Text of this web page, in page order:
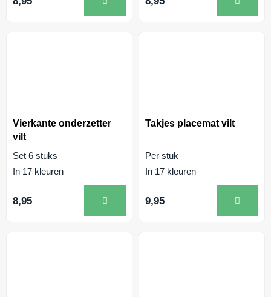
Vierkante onderzetter
vilt
Set 6 stuks
In 17 kleuren
8,95
Takjes placemat vilt
Per stuk
In 17 kleuren
9,95